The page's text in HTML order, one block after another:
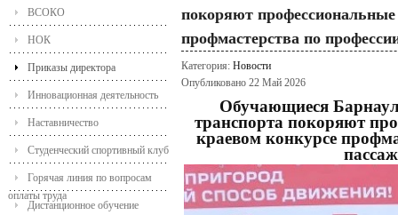
ВСОКО
НОК
Приказы директора
Инновационная деятельность
Наставничество
Студенческий спортивный клуб
Горячая линия по вопросам
оплаты труда
Дистанционное обучение
покоряют
профмастерства по
Категория: Новости
Опубликовано 22 Май 2026
Обучающиеся
транспорта покоряют
краевом конкурсе